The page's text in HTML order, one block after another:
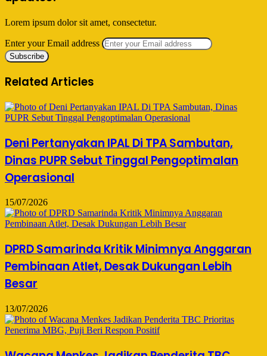
Lorem ipsum dolor sit amet, consectetur.
Enter your Email address
Related Articles
Deni Pertanyakan IPAL Di TPA Sambutan,
Dinas PUPR Sebut Tinggal Pengoptimalan
Operasional
15/07/2026
DPRD Samarinda Kritik Minimnya Anggaran
Pembinaan Atlet, Desak Dukungan Lebih
Besar
13/07/2026